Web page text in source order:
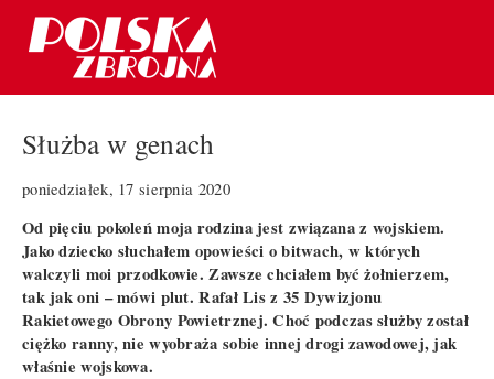
Służba w genach
poniedziałek, 17 sierpnia 2020
Od pięciu pokoleń moja rodzina jest związana z wojskiem.
Jako dziecko słuchałem opowieści o bitwach, w których
walczyli moi przodkowie. Zawsze chciałem być żołnierzem,
tak jak oni – mówi plut. Rafał Lis z 35 Dywizjonu
Rakietowego Obrony Powietrznej. Choć podczas służby został
ciężko ranny, nie wyobraża sobie innej drogi zawodowej, jak
właśnie wojskowa.